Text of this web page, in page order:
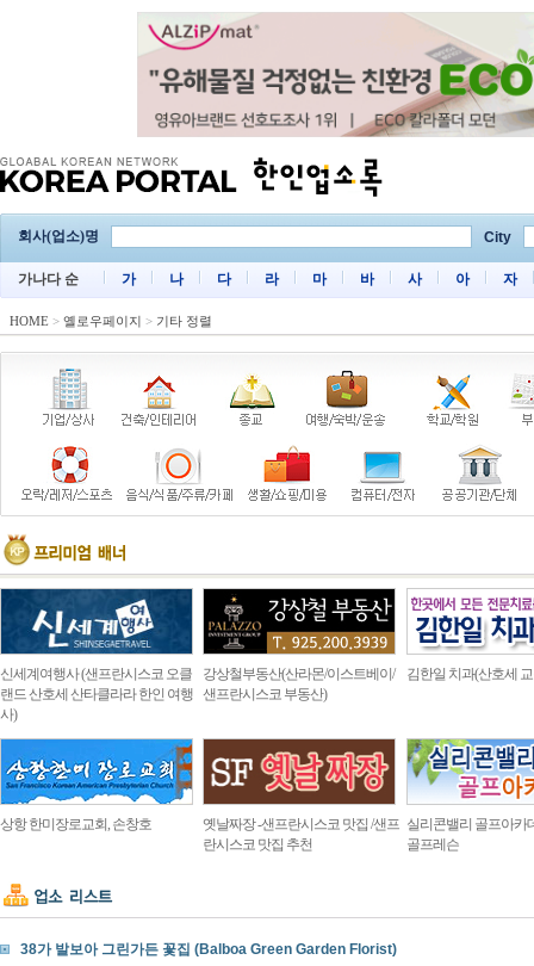
회사(업소)명 City
가나다 순 가 나 다 라 마 바 사 아 자
HOME > 옐로우페이지 > 기타 정렬
신세계여행사 (샌프란시스코 오클
랜드 산호세 산타클라라 한인 여행
사)
강상철부동산(산라몬/이스트베이/
샌프란시스코 부동산)
김한일 치과(산호세
상항 한미장로교회, 손창호
옛날짜장 -샌프란시스코 맛집 /샌프
란시스코 맛집 추천
실리콘밸리 골프아카
골프레슨
38가 발보아 그린가든 꽃집 (Balboa Green Garden Florist)